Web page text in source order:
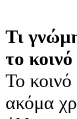
Τι
το
Το κοινό
ακόμα